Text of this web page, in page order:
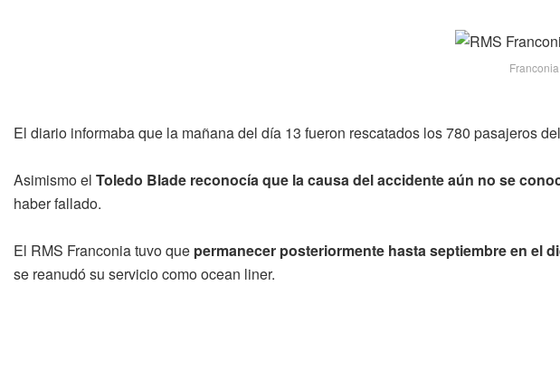
El diario informaba que la mañana del día 13 fueron rescatados los 780 pasajeros
Asimismo el Toledo Blade reconocía que la causa del accidente aún no se
haber fallado.
El RMS Franconia tuvo que permanecer posteriormente hasta septiembre en el
se reanudó su servicio como ocean liner.